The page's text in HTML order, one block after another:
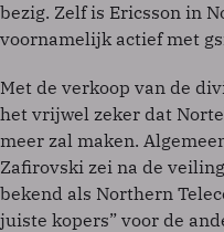
bezig. Zelf is Ericsson in
voornamelijk actief met
Met de verkoop van de
het vrijwel zeker dat
meer zal maken.
Zafirovski zei na de
bekend als Northern
juiste kopers” voor de